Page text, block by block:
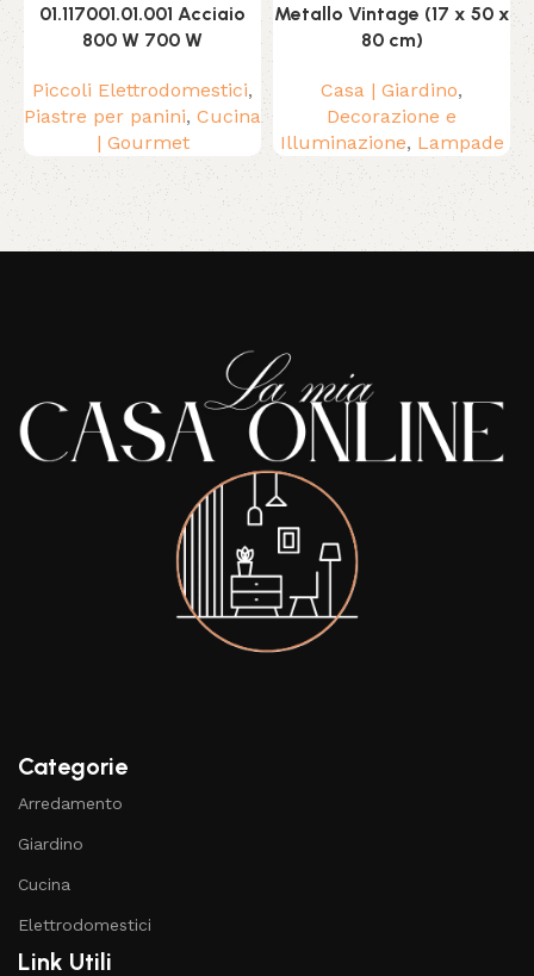
01.117001.01.001 Acciaio
800 W 700 W
Piccoli Elettrodomestici,
Piastre per panini, Cucina
| Gourmet
Metallo Vintage (17 x 50 x
80 cm)
Casa | Giardino,
Decorazione e
Illuminazione, Lampade
Read More
Categorie
Arredamento
Giardino
Cucina
Elettrodomestici
Link Utili